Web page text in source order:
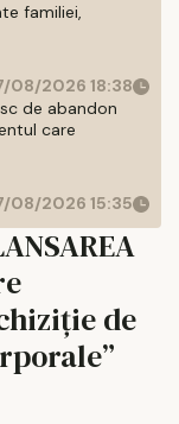
familiei,
08/2026 18:38
de abandon
care
08/2026 15:35
de